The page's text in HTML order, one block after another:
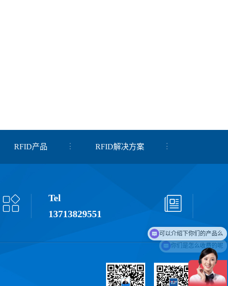
RFID产品 RFID解决方案
Tel
13713829551
你们是怎么收费的呢